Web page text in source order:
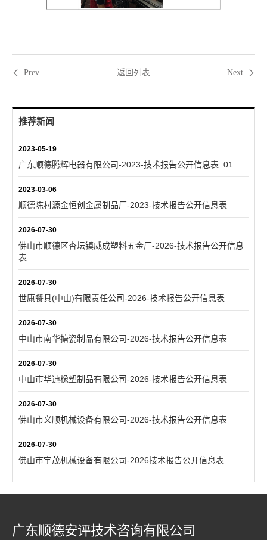
Prev 返回列表 Next
推荐新闻
2023-05-19
广东顺德腾辉电器有限公司-2023-技术报告公开信息表_01
2023-03-06
顺德陈村源金恒创金属制品厂-2023-技术报告公开信息表
2026-07-30
佛山市顺德区杏坛镇威成塑料五金厂-2026-技术报告公开信息
表
2026-07-30
世康餐具(中山)有限责任公司-2026-技术报告公开信息表
2026-07-30
中山市南华搪瓷制品有限公司-2026-技术报告公开信息表
2026-07-30
中山市华迪橡塑制品有限公司-2026-技术报告公开信息表
2026-07-30
佛山市义顺机械设备有限公司-2026-技术报告公开信息表
2026-07-30
佛山市宇茂机械设备有限公司-2026技术报告公开信息表
广东顺德安评技术咨询有限公司